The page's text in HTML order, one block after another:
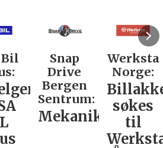
Werksta
Norge:
Billakkerer
søkes
til
Rodin &
Co AS: